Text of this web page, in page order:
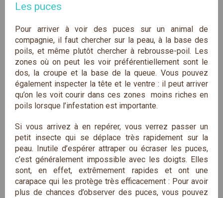
Les puces
Pour arriver à voir des puces sur un animal de
compagnie, il faut chercher sur la peau, à la base des
poils, et même plutôt chercher à rebrousse-poil. Les
zones où on peut les voir préférentiellement sont le
dos, la croupe et la base de la queue. Vous pouvez
également inspecter la tête et le ventre : il peut arriver
qu’on les voit courir dans ces zones moins riches en
poils lorsque l’infestation est importante.
Si vous arrivez à en repérer, vous verrez passer un
petit insecte qui se déplace très rapidement sur la
peau. Inutile d’espérer attraper ou écraser les puces,
c’est généralement impossible avec les doigts. Elles
sont, en effet, extrêmement rapides et ont une
carapace qui les protège très efficacement : Pour avoir
plus de chances d’observer des puces, vous pouvez